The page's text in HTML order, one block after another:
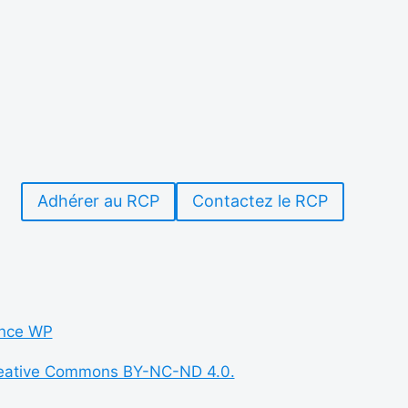
Adhérer au RCP Contactez le RCP
WP
Commons BY-NC-ND 4.0.